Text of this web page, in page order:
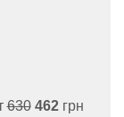
630 462грн